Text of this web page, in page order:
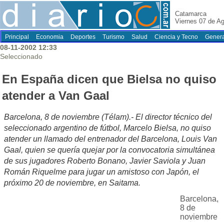
Catamarca
Viernes 07 de
Principal Economia Deportes Turismo Salud Ciencia y Tecno
08-11-2002 12:33
Seleccionado
En España dicen que Bielsa no quiso
atender a Van Gaal
Barcelona, 8 de noviembre (Télam).- El director técnico del
seleccionado argentino de fútbol, Marcelo Bielsa, no quiso
atender un llamado del entrenador del Barcelona, Louis Van
Gaal, quien se quería quejar por la convocatoria simultánea
de sus jugadores Roberto Bonano, Javier Saviola y Juan
Román Riquelme para jugar un amistoso con Japón, el
próximo 20 de noviembre, en Saitama.
Barcelona,
8 de
noviembre